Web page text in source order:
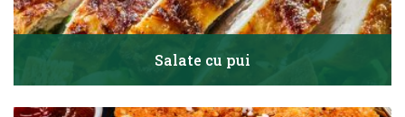
Salate cu pui